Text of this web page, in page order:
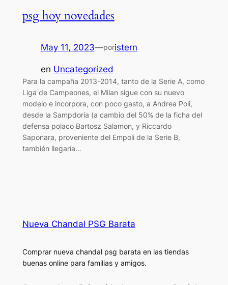
psg hoy novedades
May 11, 2023—poristern
en Uncategorized
Para la campaña 2013-2014, tanto de la Serie A, como
Liga de Campeones, el Milan sigue con su nuevo
modelo e incorpora, con poco gasto, a Andrea Poli,
desde la Sampdoria (a cambio del 50% de la ficha del
defensa polaco Bartosz Salamon, y Riccardo
Saponara, proveniente del Empoli de la Serie B,
también llegaría…
Nueva Chandal PSG Barata
Comprar nueva chandal psg barata en las tiendas
buenas online para familias y amigos.